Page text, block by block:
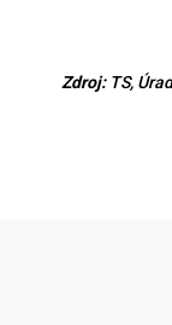
Zdroj:TS,